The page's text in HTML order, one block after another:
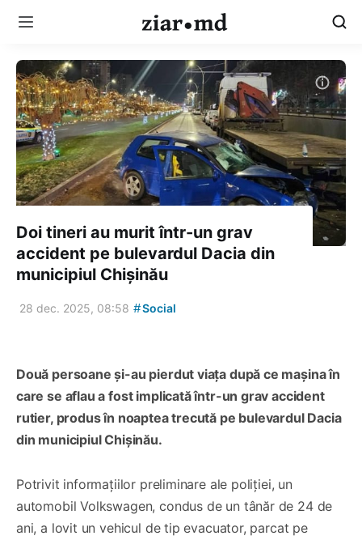
Doi tineri au murit într-un grav
accident pe bulevardul Dacia din
municipiul Chișinău
28 dec. 2025, 08:58 #Social
Două persoane și-au pierdut viața după ce mașina în
care se aflau a fost implicată într-un grav accident
rutier, produs în noaptea trecută pe bulevardul Dacia
din municipiul Chișinău.
Potrivit informațiilor preliminare ale poliției, un
automobil Volkswagen, condus de un tânăr de 24 de
ani, a lovit un vehicul de tip evacuator, parcat pe